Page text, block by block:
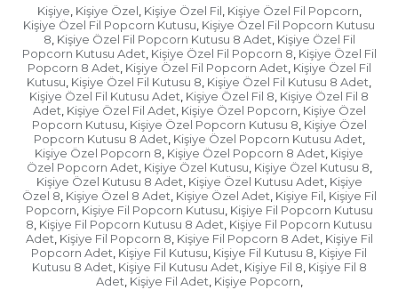
134 80 76 whatsapp hattımıza gönderebilirsiniz.
Kargonuzu Teslim Almadan Önce Yapılması
Gerekenler
- Ürünü teslim aldığınıza dair fişi imzaladığınızda o
fişte yer alan "ürünü eksiksiz, hasarsız teslim aldım"
beyanını da kabul etmiş oluyorsunuz. Bu nedenle
ürünü teslim almadan önce mutlaka içini açıp
bakmaya çalışın. Kargo görevlisi açtırmak istemezse
kargo fişinin üzerine "ürün kontrol edilmeden
teslim alınmıştır" ibaresini ekleyin.
- Ürünü teslim aldığınızda kargo görevlisi gitmeden
hızlıca açıp kontrol edin. Herhangi bir hasar varsa
kargo görevlisiyle beraber "hasar tespit tutanağı"
tutun ve kargo görevlisi ayrılmadan ürünü
kendisine teslim edin.
Kişiye, Kişiye Özel, Kişiye Özel Fil, Kişiye Özel Fil Popcorn,
Kişiye Özel Fil Popcorn Kutusu, Kişiye Özel Fil Popcorn Kutusu
8, Kişiye Özel Fil Popcorn Kutusu 8 Adet, Kişiye Özel Fil
Popcorn Kutusu Adet, Kişiye Özel Fil Popcorn 8, Kişiye Özel Fil
Popcorn 8 Adet, Kişiye Özel Fil Popcorn Adet, Kişiye Özel Fil
Kutusu, Kişiye Özel Fil Kutusu 8, Kişiye Özel Fil Kutusu 8 Adet,
Kişiye Özel Fil Kutusu Adet, Kişiye Özel Fil 8, Kişiye Özel Fil 8
Adet, Kişiye Özel Fil Adet, Kişiye Özel Popcorn, Kişiye Özel
Popcorn Kutusu, Kişiye Özel Popcorn Kutusu 8, Kişiye Özel
Popcorn Kutusu 8 Adet, Kişiye Özel Popcorn Kutusu Adet,
Kişiye Özel Popcorn 8, Kişiye Özel Popcorn 8 Adet, Kişiye
Özel Popcorn Adet, Kişiye Özel Kutusu, Kişiye Özel Kutusu 8,
Kişiye Özel Kutusu 8 Adet, Kişiye Özel Kutusu Adet, Kişiye
Özel 8, Kişiye Özel 8 Adet, Kişiye Özel Adet, Kişiye Fil, Kişiye Fil
Popcorn, Kişiye Fil Popcorn Kutusu, Kişiye Fil Popcorn Kutusu
8, Kişiye Fil Popcorn Kutusu 8 Adet, Kişiye Fil Popcorn Kutusu
Adet, Kişiye Fil Popcorn 8, Kişiye Fil Popcorn 8 Adet, Kişiye Fil
Popcorn Adet, Kişiye Fil Kutusu, Kişiye Fil Kutusu 8, Kişiye Fil
Kutusu 8 Adet, Kişiye Fil Kutusu Adet, Kişiye Fil 8, Kişiye Fil 8
Adet, Kişiye Fil Adet, Kişiye Popcorn,